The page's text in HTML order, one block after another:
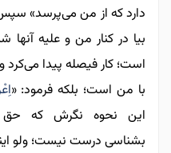
دارد که از من می‌پرسد»
بیا در کنار منوعلیه
است؛ کار فیصله پیدا
با من است؛ بلکه فرمود: «
این نحوه نگرشکه
بشناسی درست نیست؛ ولو